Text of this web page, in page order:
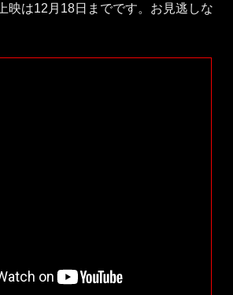
映は12月18日までです。お見逃しな